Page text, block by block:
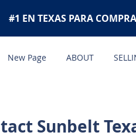
New Page ABOUT
#1 EN TEXAS PARA
Sunbelt